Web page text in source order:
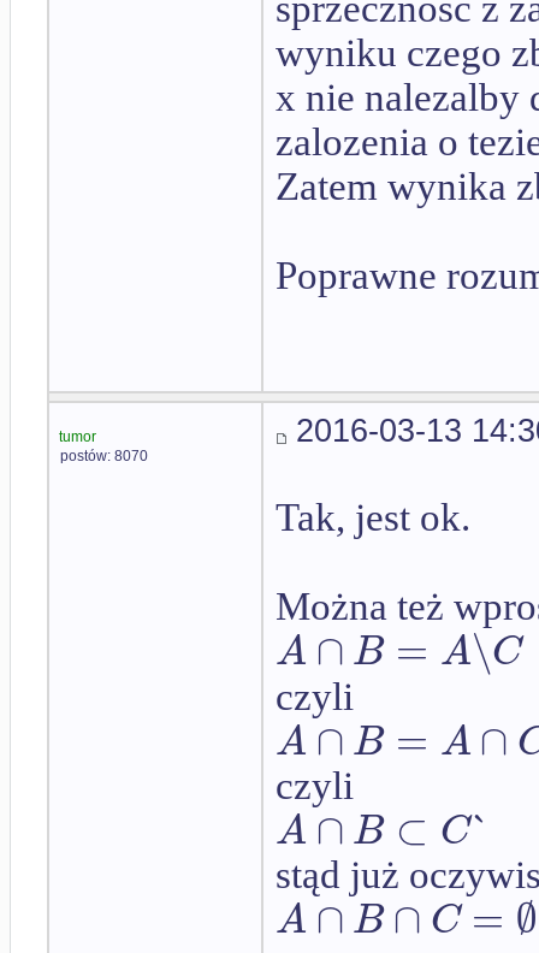
wyniku czego
x nie nalezalby
zalozenia o
Zatem wynika
Poprawne
tumor
postów: 8070
2016-03-13
Tak, jest ok.
Można też
A ∩B = A∖C
czyli
A∩B = A ∩
czyli
A∩B ⊂ C`
stąd już
A∩B∩ C= ∅